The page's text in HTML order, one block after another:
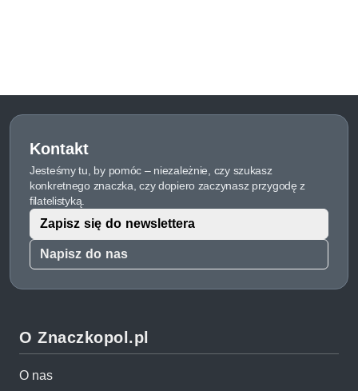
Kontakt
Jesteśmy tu, by pomóc – niezależnie, czy szukasz
konkretnego znaczka, czy dopiero zaczynasz przygodę z
filatelistyką.
Napisz do nas
Zapisz się do newslettera
O Znaczkopol.pl
O nas